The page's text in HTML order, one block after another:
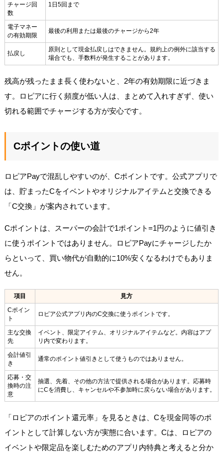
チャージ回
数
1日5回まで
電子マネー
の有効期限
最後の利用または最後のチャージから2年
払戻し
原則として現金払戻しはできません。規約上の例外に該当する
場合でも、手数料が発生することがあります。
残高が残ったまま長く使わないと、2年の有効期限に近づきま
す。ロピアに行く頻度が低い人は、まとめて入れすぎず、使い
切れる範囲でチャージする方が安心です。
Cポイントの使い道
ロピアPayで混乱しやすいのが、Cポイントです。公式アプリで
は、貯まったCをイベントやオリジナルアイテムと交換できる
「C交換」が案内されています。
Cポイントは、スーパーの会計で1ポイント=1円のように値引き
に使うポイントではありません。ロピアPayにチャージしたか
らといって、買い物代が自動的に10%安くなるわけでもありま
せん。
項目
見方
Cポイン
ト
ロピア公式アプリ内のC交換に使うポイントです。
主な交換
先
イベント、限定アイテム、オリジナルアイテムなど。内容はアプ
リ内で変わります。
会計値引
き
通常のポイント値引きとして使うものではありません。
応募・交
換時の注
意
抽選、先着、その他の方法で提供される場合があります。応募時
にCを消費し、キャンセルや不参加時に戻らない場合があります。
「ロピアのポイント還元率」を見るときは、Cを現金同等のポ
イントとして計算しない方が実態に合います。Cは、ロピアの
イベントや限定品を楽しむためのアプリ内特典と考えると分か